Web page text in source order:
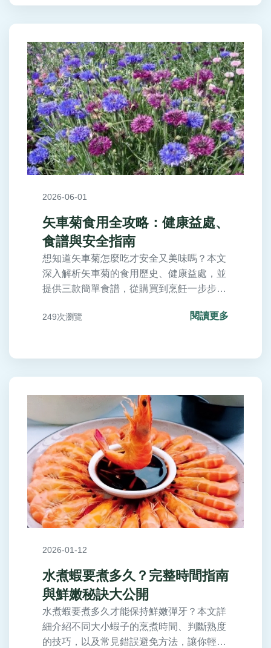
2026-06-01
矢車菊食用全攻略：健康益處、
食譜與安全指南
想知道矢車菊怎麼吃才安全又美味嗎？本文
深入解析矢車菊的食用歷史、健康益處，並
提供三款簡單食譜，從購買到烹飪一步步教
味。
249次瀏覽 閱讀更多
2026-01-12
水煮蝦要煮多久？完整時間指南
與鮮嫩秘訣大公開
水煮蝦要煮多久才能保持鮮嫩彈牙？本文詳
細介紹不同大小蝦子的烹煮時間、判斷熟度
的技巧，以及常見錯誤避免方法，讓你輕鬆